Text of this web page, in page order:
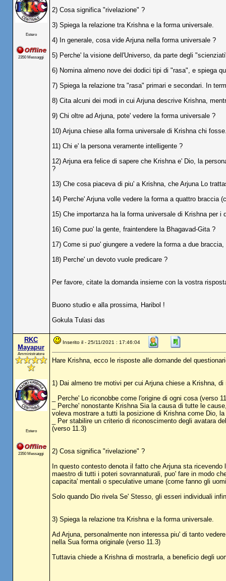
Estero
2350 Messaggi
2) Cosa significa "rivelazione" ?
3) Spiega la relazione tra Krishna e la forma universale.
4) In generale, cosa vide Arjuna nella forma universale ?
5) Perche' la visione dell'Universo, da parte degli
6) Nomina almeno nove dei dodici tipi di "rasa", e spiega
7) Spiega la relazione tra "rasa" primari e secondari. In
8) Cita alcuni dei modi in cui Arjuna descrive Krishna,
9) Chi oltre ad Arjuna, pote' vedere la forma universale ?
10) Arjuna chiese alla forma universale di Krishna chi
11) Chi e' la persona veramente intelligente ?
12) Arjuna era felice di sapere che Krishna e' Dio, la
?
13) Che cosa piaceva di piu' a Krishna, che Arjuna Lo
14) Perche' Arjuna volle vedere la forma a quattro braccia
15) Che importanza ha la forma universale di Krishna per i
16) Come puo' la gente, fraintendere la Bhagavad-Gita ?
17) Come si puo' giungere a vedere la forma a due
18) Perche' un devoto vuole predicare ?
Per favore, citate la domanda insieme con la vostra
Buono studio e alla prossima, Haribol !
Gokula Tulasi das
RKC
Mayapur
Amministratore
Estero
2350 Messaggi
Inserito il - 25/11/2021 : 17:46:04
Hare Krishna, ecco le risposte alle domande del
1) Dai almeno tre motivi per cui Arjuna chiese a Krishna,
_ Perche' Lo riconobbe come l'origine di ogni cosa (verso
_ Perche' nonostante Krishna Sia la causa di tutte le
voleva mostrare a tutti la posizione di Krishna come Dio,
_ Per stabilire un criterio di riconoscimento degli avatara
(verso 11.3)
2) Cosa significa "rivelazione" ?
In questo contesto denota il fatto che Arjuna sta
maestro di tutti i poteri sovrannaturali, puo' fare in modo
capacita' mentali o speculative umane (come fanno gli
Solo quando Dio rivela Se' Stesso, gli esseri individuali
3) Spiega la relazione tra Krishna e la forma universale.
Ad Arjuna, personalmente non interessa piu' di tanto
nella Sua forma originale (verso 11.3)
Tuttavia chiede a Krishna di mostrarla, a beneficio degli